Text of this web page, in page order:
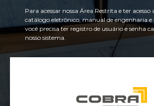
Para acessar nossa Área Restrita e ter acesso
catálogo eletrônico, manual de engenharia e
você precisa ter registro de usuário e senha
nosso sistema.